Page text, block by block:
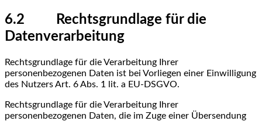
6.2 Rechtsgrundlage für die
Datenverarbeitung
Rechtsgrundlage für die Verarbeitung Ihrer
personenbezogenen Daten ist bei Vorliegen einer Einwilligung
des Nutzers Art. 6 Abs. 1 lit. a EU-DSGVO.
Rechtsgrundlage für die Verarbeitung Ihrer
personenbezogenen Daten, die im Zuge einer Übersendung